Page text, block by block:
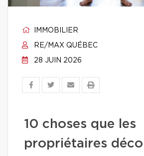
IMMOBILIER
RE/MAX QUÉBEC
28 JUIN 2026
10 choses que les
propriétaires